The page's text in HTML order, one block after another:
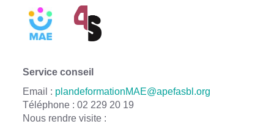
Service conseil
Email : plandeformationMAE@apefasbl.org
Téléphone : 02 229 20 19
Nous rendre visite :